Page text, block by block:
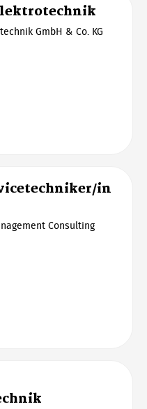
GmbH & Co. KG
in
Consulting